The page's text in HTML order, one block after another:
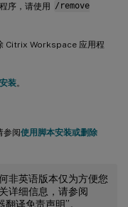
序，请使用 /remove
Citrix Workspace 应用程
装。
参阅使用脚本安装或删除
非英语版本仅为方便您
详细信息，请参阅
翻译免责声明”。